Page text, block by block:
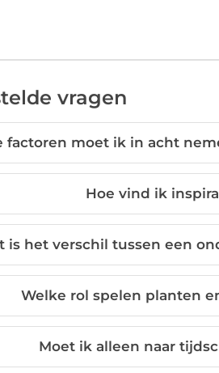
vragen
factoren moet ik in acht
Hoe vind ik
is het verschil tussen een
Welke rol spelen planten
Moet ik alleen naar